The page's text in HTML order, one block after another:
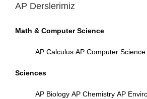
AP Derslerimiz
Math & Computer Science
AP Calculus AP Computer Science
Sciences
AP Biology AP Chemistry AP